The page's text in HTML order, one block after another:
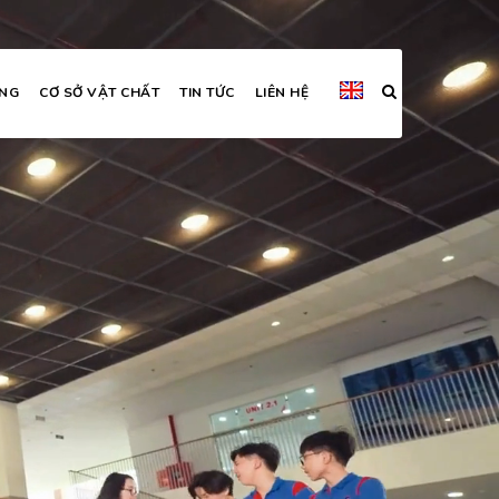
CƠ SỞ VẬT CHẤT TIN TỨC LIÊN HỆ